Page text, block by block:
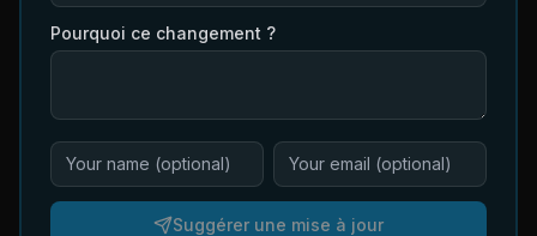
Pourquoi ce changement ?
Suggérer une mise à jour